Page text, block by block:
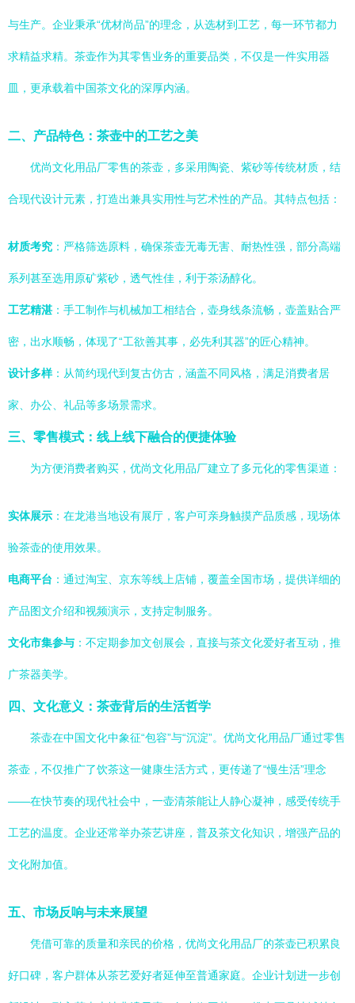
与生产。企业秉承“优材尚品”的理念，从选材到工艺，每一环节都力
求精益求精。茶壶作为其零售业务的重要品类，不仅是一件实用器
皿，更承载着中国茶文化的深厚内涵。
二、产品特色：茶壶中的工艺之美
优尚文化用品厂零售的茶壶，多采用陶瓷、紫砂等传统材质，结
合现代设计元素，打造出兼具实用性与艺术性的产品。其特点包括：
材质考究 ：严格筛选原料，确保茶壶无毒无害、耐热性强，部分高端
系列甚至选用原矿紫砂，透气性佳，利于茶汤醇化。
工艺精湛 ：手工制作与机械加工相结合，壶身线条流畅，壶盖贴合严
密，出水顺畅，体现了“工欲善其事，必先利其器”的匠心精神。
设计多样：从简约现代到复古仿古，涵盖不同风格，满足消费者居
家、办公、礼品等多场景需求。
三、零售模式：线上线下融合的便捷体验
为方便消费者购买，优尚文化用品厂建立了多元化的零售渠道：
实体展示 ：在龙港当地设有展厅，客户可亲身触摸产品质感，现场体
验茶壶的使用效果。
电商平台 ：通过淘宝、京东等线上店铺，覆盖全国市场，提供详细的
产品图文介绍和视频演示，支持定制服务。
文化市集参与 ：不定期参加文创展会，直接与茶文化爱好者互动，推
广茶器美学。
四、文化意义：茶壶背后的生活哲学
茶壶在中国文化中象征“包容”与“沉淀”。优尚文化用品厂通过零售
茶壶，不仅推广了饮茶这一健康生活方式，更传递了“慢生活”理念
——在快节奏的现代社会中，一壶清茶能让人静心凝神，感受传统手
工艺的温度。企业还常举办茶艺讲座，普及茶文化知识，增强产品的
文化附加值。
五、市场反响与未来展望
凭借可靠的质量和亲民的价格，优尚文化用品厂的茶壶已积累良
好口碑，客户群体从茶艺爱好者延伸至普通家庭。企业计划进一步创